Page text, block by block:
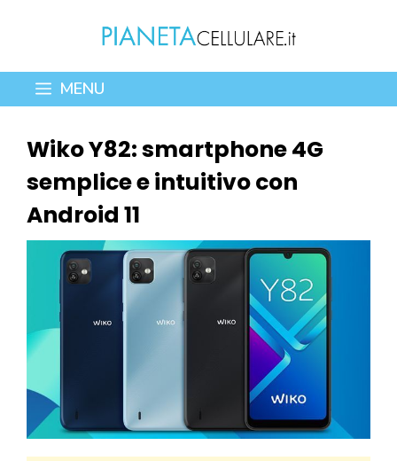
contenuto
MENU
Wiko Y82: smartphone 4G
semplice e intuitivo con
Android 11